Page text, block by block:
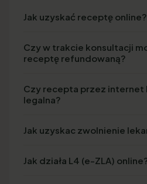
Jak uzyskać receptę online?
Czy w trakcie konsultacji
receptę refundowaną?
Czy recepta przez internet
legalna?
Jak uzyskac zwolnienie
Jak działa L4 (e-ZLA)